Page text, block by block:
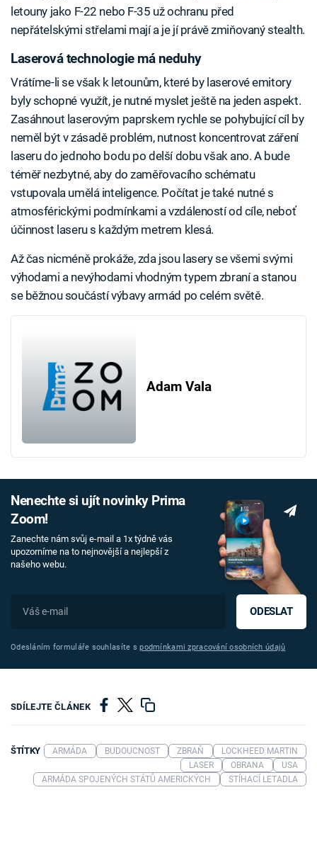
letouny jako F-22 nebo F-35 už ochranu před
nepřátelskými střelami mají a je jí právě zmiňovaný stealth.
Laserová technologie má neduhy
Vrátíme-li se však k letounům, které by laserové emitory
byly schopné využít, je nutné myslet ještě na jeden aspekt.
Zasáhnout laserovým paprskem rychle se pohybující cíl by
neměl být v zásadě problém, nutnost koncentrovat záření
laseru do jednoho bodu po delší dobu však ano. A bude
téměř nezbytné, aby do zaměřovacího schématu
vstupovala umělá inteligence. Počítat je také nutné s
atmosférickými podmínkami a vzdáleností od cíle, neboť
účinnost laseru s každým metrem klesá.
Až čas nicméně prokáže, zda jsou lasery se všemi svými
výhodami a nevýhodami vhodným typem zbraní a stanou
se běžnou součástí výbavy armád po celém světě.
Adam Vala
Nenechte si ujít novinky Prima
Zoom!
Zanechte nám svůj e-mail a 1x týdně vás
upozorníme na to nejnovější a nejlepší z
našeho webu.
ODESLAT
Odesláním formuláře souhlasíte spodmínkami zpracování osobních údajů
SDÍLEJTE ČLÁNEK
ŠTÍTKY ARMÁDA BUDOUCNOST ZBRAŇ
LOCKHEED MARTIN
LASER
OBRANA
USA
ARMÁDA SPOJENÝCH STÁTŮ AMERICKÝCH
STÍHACÍ LETADLA